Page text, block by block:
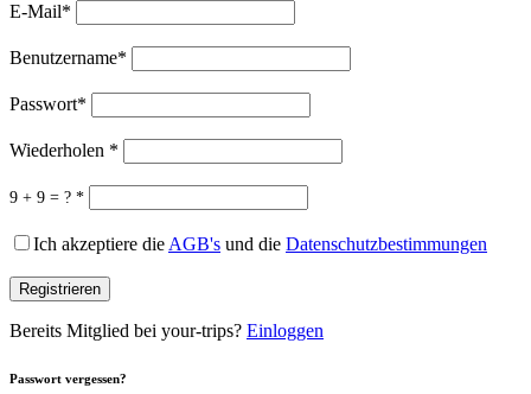
E-Mail*
Benutzername*
Passwort*
Wiederholen *
9 + 9 = ? *
Ich akzeptiere die AGB's und die Datenschutzbestimmungen
Registrieren
Bereits Mitglied bei your-trips? Einloggen
Passwort vergessen?